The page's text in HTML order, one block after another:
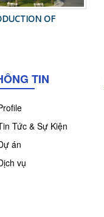
OF
TIN
Tức & Sự Kiện
án
vụ